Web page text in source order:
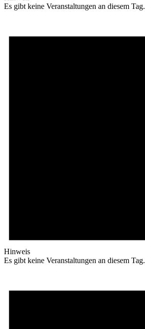
Es gibt keine Veranstaltungen an diesem Tag.
Hinweis
Es gibt keine Veranstaltungen an diesem Tag.